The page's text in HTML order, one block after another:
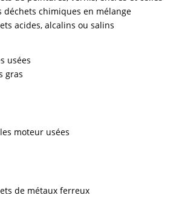
déchets chimiques en mélange
acides, alcalins ou salins
usées
gras
moteur usées
de métaux ferreux